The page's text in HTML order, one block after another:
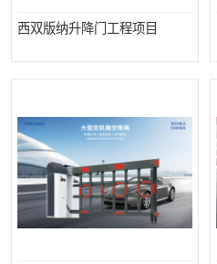
西双版纳升降门工程项目